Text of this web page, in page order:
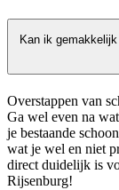
Kan ik
Overstappen van
Ga wel even na
je bestaande
wat je wel en niet
direct duidelijk is
Rijsenburg!